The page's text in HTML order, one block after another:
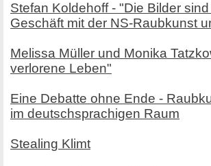
Stefan Koldehoff - "Die Bilder
Geschäft mit der NS-Raubkunst
Melissa Müller und Monika
verlorene Leben"
Eine Debatte ohne Ende -
im deutschsprachigen Raum
Stealing Klimt